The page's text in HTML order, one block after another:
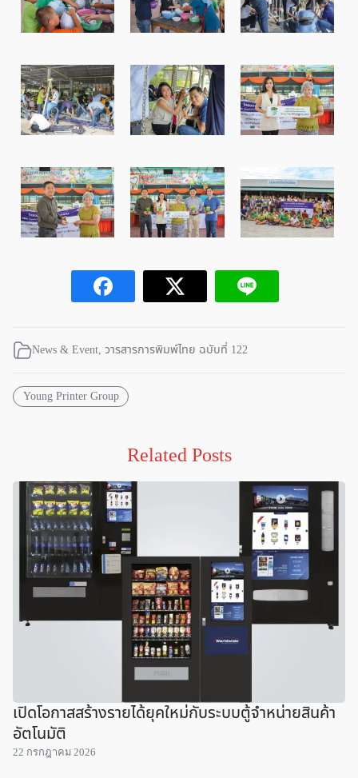
News & Event, วารสารการพิมพ์ไทย ฉบับที่ 122
Young Printer Group
Related Posts
เปิดโอกาสสร้างรายได้ยุคใหม่กับระบบตู้จำหน่ายสินค้า
อัตโนมัติ
22 กรกฎาคม 2026